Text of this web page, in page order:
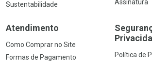
Sustentabilidade
Assinatura
Atendimento
Como Comprar no Site
Formas de Pagamento
Política de